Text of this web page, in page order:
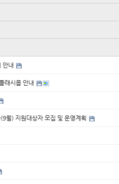
안내
래시몹 안내
월) 지원대상자 모집 및 운영계획